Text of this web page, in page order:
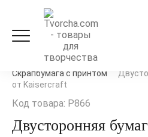
Скрапбукинг
Бумага для
Скрапбумага с принтом
от Kaisercraft
Код товара: P866
Двусторонняя